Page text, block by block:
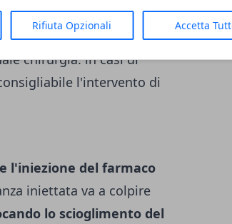
Rifiuta Opzionali Accetta
si tratta però di un
chirurgia: in casi di
l'intervento di
l'iniezione del farmaco
iniettata va a colpire
lo scioglimento del